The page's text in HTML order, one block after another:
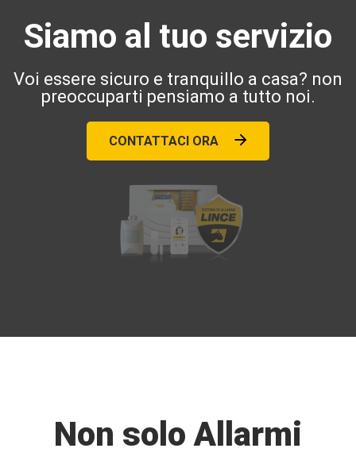
Siamo al tuo servizio
Voi essere sicuro e tranquillo a casa? non
preoccuparti pensiamo a tutto noi.
CONTATTACI ORA
Non solo Allarmi